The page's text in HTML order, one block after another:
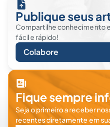
Publique seus
Compartilhe conhecimento
fácil e rápido!
Colabore
Fique sempre
Seja o primeiro a receber
recentes diretamente em